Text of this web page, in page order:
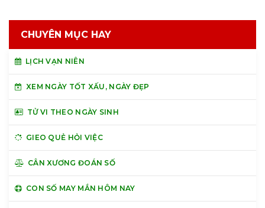
CHUYÊN MỤC HAY
LỊCH VẠN NIÊN
XEM NGÀY TỐT XẤU, NGÀY ĐẸP
TỬ VI THEO NGÀY SINH
GIEO QUẺ HỎI VIỆC
CÂN XƯƠNG ĐOÁN SỐ
CON SỐ MAY MẮN HÔM NAY